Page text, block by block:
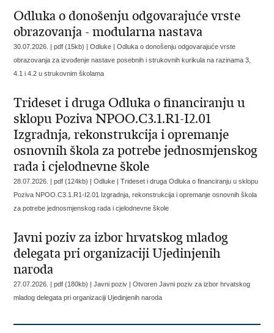
Odluka o donošenju odgovarajuće vrste
obrazovanja - modularna nastava
30.07.2026. | pdf (15kb) | Odluke |Odluka o donošenju odgovarajuće vrste
obrazovanja za izvođenje nastave posebnih i strukovnih kurikula na razinama 3,
4.1 i 4.2 u strukovnim školama
Trideset i druga Odluka o financiranju u
sklopu Poziva NPOO.C3.1.R1-I2.01
Izgradnja, rekonstrukcija i opremanje
osnovnih škola za potrebe jednosmjenskog
rada i cjelodnevne škole
28.07.2026. | pdf (124kb) | Odluke |Trideset i druga Odluka o financiranju u sklopu
Poziva NPOO.C3.1.R1-I2.01 Izgradnja, rekonstrukcija i opremanje osnovnih škola
za potrebe jednosmjenskog rada i cjelodnevne škole
Javni poziv za izbor hrvatskog mladog
delegata pri organizaciji Ujedinjenih
naroda
27.07.2026. | pdf (180kb) | Javni poziv |Otvoren Javni poziv za izbor hrvatskog
mladog delegata pri organizaciji Ujedinjenih naroda